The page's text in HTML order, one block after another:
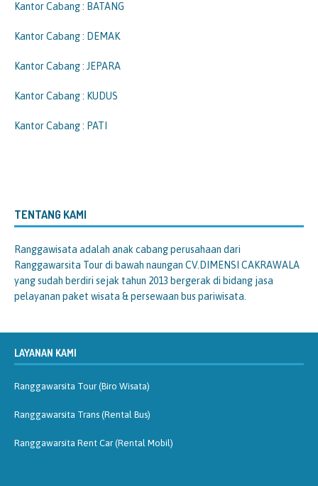
Kantor Cabang : BATANG
Kantor Cabang : DEMAK
Kantor Cabang : JEPARA
Kantor Cabang : KUDUS
Kantor Cabang : PATI
TENTANG KAMI
Ranggawisata adalah anak cabang perusahaan dari
Ranggawarsita Tour di bawah naungan CV.DIMENSI CAKRAWALA
yang sudah berdiri sejak tahun 2013 bergerak di bidang jasa
pelayanan paket wisata & persewaan bus pariwisata.
LAYANAN KAMI
Ranggawarsita Tour (Biro Wisata)
Ranggawarsita Trans (Rental Bus)
Ranggawarsita Rent Car (Rental Mobil)